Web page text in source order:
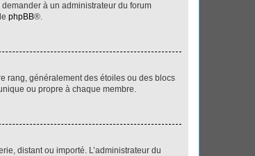
à un administrateur du forum
phpBB®.
rang, généralement des étoiles ou des blocs
ou propre à chaque membre.
distant ou importé. L’administrateur du